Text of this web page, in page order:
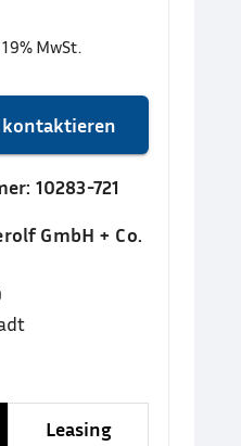
MwSt.
kontaktieren
10283-721
GmbH + Co.
Leasing